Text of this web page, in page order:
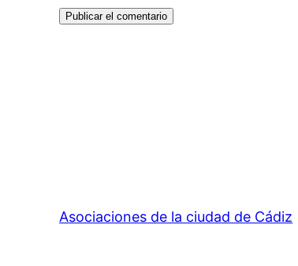
Asociaciones de la ciudad de Cádiz